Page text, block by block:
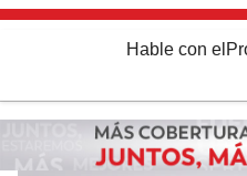
Hable con el